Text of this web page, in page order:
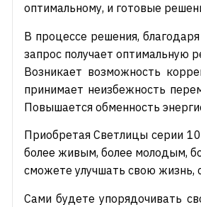
оптимальному, и готовые
В процессе решения,
запрос получает оптимальную
Возникает возможность
принимает неизбежность
Повышается обменность
Приобретая Светлицы серии
более живым, более молодым,
сможете улучшать свою жизнь,
Сами будете упорядочивать